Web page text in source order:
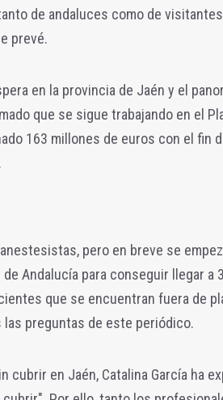
de andaluces como de
prevé.
en la provincia de Jaén y el
que se sigue trabajando en el
163 millones de euros con el fin
pero en breve se
Andalucía para conseguir llegar a
que se encuentran fuera de
las preguntas de este periódico.
cubrir en Jaén, Catalina García ha